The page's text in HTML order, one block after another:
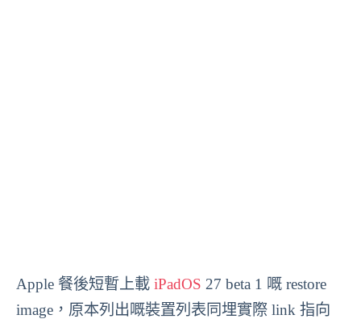
Apple 餐後短暫上載 iPadOS 27 beta 1 嘅 restore
image，原本列出嘅裝置列表同埋實際 link 指向